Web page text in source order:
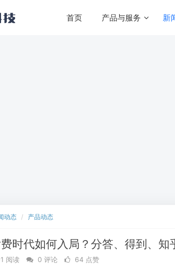
首页 产品与服务
系统
新
动态 产品动态
时代如何入局？分答、得到、知
阅读 0 评论 64 点赞